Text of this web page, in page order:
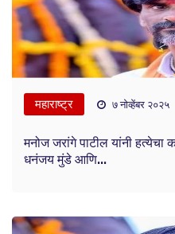
महाराष्ट्र ७ नोव्हेंबर २०२५
मनोज जरांगे पाटील यांनी
धनंजय मुंडे आणि...